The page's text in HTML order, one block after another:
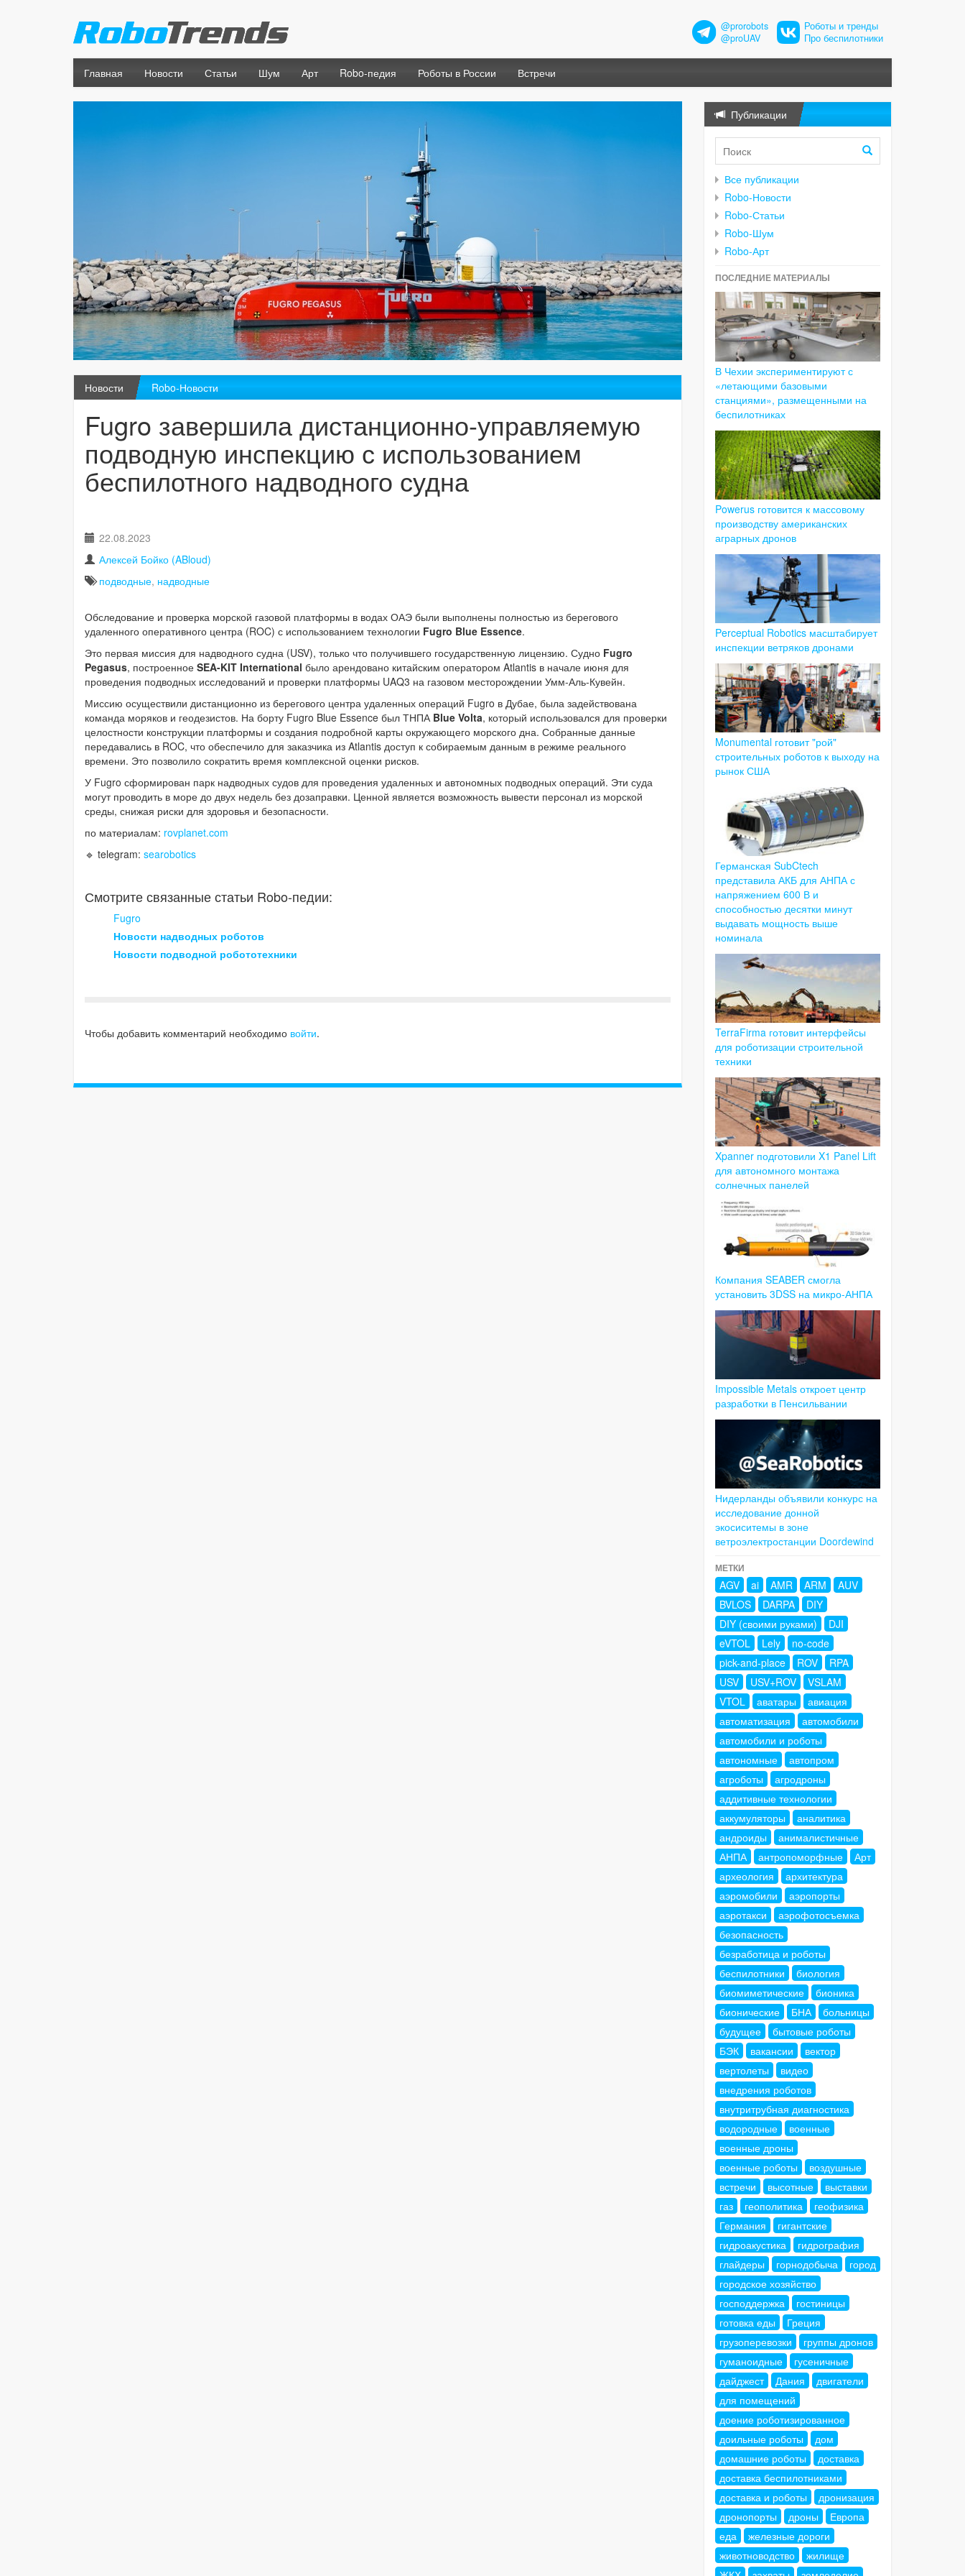
@prorobots
@proUAV
Роботы и тренды
Про беспилотники
Главная Новости Статьи Шум Арт Robo-педия Роботы в России Встречи
Новости Robo-Новости
Fugro завершила дистанционно-управляемую
подводную инспекцию с использованием
беспилотного надводного судна
22.08.2023
Алексей Бойко (ABloud)
подводные, надводные
Обследование и проверка морской газовой платформы в водах ОАЭ были выполнены полностью из берегового
удаленного оперативного центра (ROC) с использованием технологии Fugro Blue Essence.
Это первая миссия для надводного судна (USV), только что получившего государственную лицензию. Судно Fugro
Pegasus, построенное SEA-KIT International было арендовано китайским оператором Atlantis в начале июня для
проведения подводных исследований и проверки платформы UAQ3 на газовом месторождении Умм-Аль-Кувейн.
Миссию осуществили дистанционно из берегового центра удаленных операций Fugro в Дубае, была задействована
команда моряков и геодезистов. На борту Fugro Blue Essence был ТНПА Blue Volta, который использовался для проверки
целостности конструкции платформы и создания подробной карты окружающего морского дна. Собранные данные
передавались в ROC, что обеспечило для заказчика из Atlantis доступ к собираемым данным в режиме реального
времени. Это позволило сократить время комплексной оценки рисков.
У Fugro сформирован парк надводных судов для проведения удаленных и автономных подводных операций. Эти суда
могут проводить в море до двух недель без дозаправки. Ценной является возможность вывести персонал из морской
среды, снижая риски для здоровья и безопасности.
по материалам: rovplanet.com
🔹 telegram: searobotics
Смотрите связанные статьи Robo-педии:
Fugro
Новости надводных роботов
Новости подводной робототехники
Чтобы добавить комментарий необходимо войти.
Публикации
Все публикации
Robo-Новости
Robo-Статьи
Robo-Шум
Robo-Арт
ПОСЛЕДНИЕ МАТЕРИАЛЫ
В Чехии экспериментируют с
«летающими базовыми
станциями», размещенными на
беспилотниках
Powerus готовится к массовому
производству американских
аграрных дронов
Perceptual Robotics масштабирует
инспекции ветряков дронами
Monumental готовит "рой"
строительных роботов к выходу на
рынок США
Германская SubCtech
представила АКБ для АНПА с
напряжением 600 В и
способностью десятки минут
выдавать мощность выше
номинала
TerraFirma готовит интерфейсы
для роботизации строительной
техники
Xpanner подготовили X1 Panel Lift
для автономного монтажа
солнечных панелей
Компания SEABER смогла
установить 3DSS на микро-АНПА
Impossible Metals откроет центр
разработки в Пенсильвании
Нидерланды объявили конкурс на
исследование донной
экосиситемы в зоне
ветроэлектростанции Doordewind
МЕТКИ
AGV ai AMR ARM
AUV
BVLOS
DARPA
DIY
DIY (своими руками)
DJI
eVTOL
Lely
no-code
pick-and-place
ROV
RPA
USV
USV+ROV
VSLAM
VTOL
аватары
авиация
автоматизация
автомобили
автомобили и роботы
автономные
автопром
агроботы
агродроны
аддитивные технологии
аккумуляторы
аналитика
андроиды
анималистичные
АНПА
антропоморфные
Арт
археология
архитектура
аэромобили
аэропорты
аэротакси
аэрофотосъемка
безопасность
безработица и роботы
беспилотники
биология
биомиметические
бионика
бионические
БНА
больницы
будущее
бытовые роботы
БЭК
вакансии
вектор
вертолеты
видео
внедрения роботов
внутритрубная диагностика
водородные
военные
военные дроны
военные роботы
воздушные
встречи
высотные
выставки
газ
геополитика
геофизика
Германия
гигантские
гидроакустика
гидрография
глайдеры
горнодобыча
город
городское хозяйство
господдержка
гостиницы
готовка еды
Греция
грузоперевозки
группы дронов
гуманоидные
гусеничные
дайджест
Дания
двигатели
для помещений
доение роботизированное
доильные роботы
дом
домашние роботы
доставка
доставка беспилотниками
доставка и роботы
дронизация
дронопорты
дроны
Европа
еда
железные дороги
животноводство
жилище